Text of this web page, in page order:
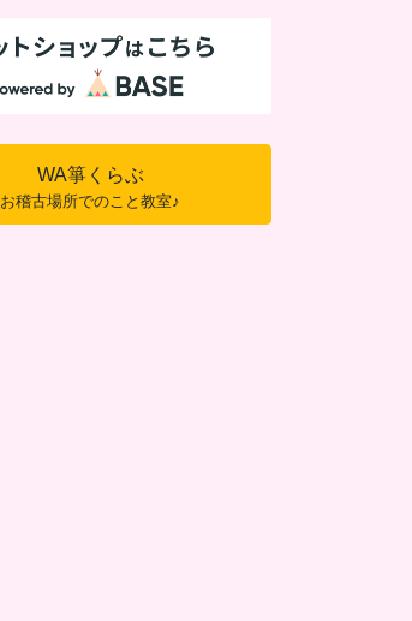
WA箏くらぶ
お稽古場所でのこと教室♪